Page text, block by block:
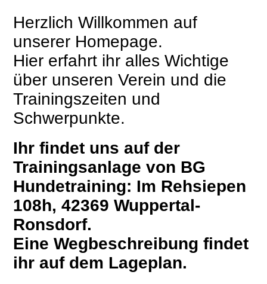
Herzlich Willkommen auf
unserer Homepage.
Hier erfahrt ihr alles Wichtige
über unseren Verein und die
Trainingszeiten und
Schwerpunkte.
Ihr findet uns auf der
Trainingsanlage von BG
Hundetraining: Im Rehsiepen
108h, 42369 Wuppertal-
Ronsdorf.
Eine Wegbeschreibung findet
ihr auf dem Lageplan.